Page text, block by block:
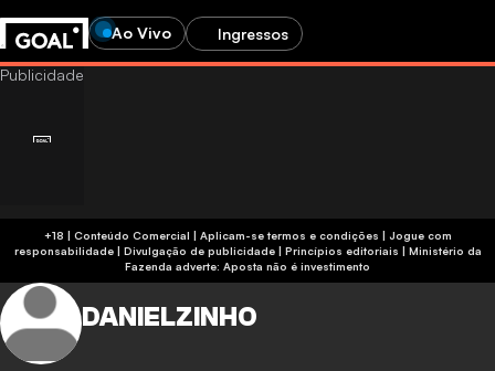
Ao Vivo Ingressos
+18 | Conteúdo Comercial | Aplicam-se termos e condições | Jogue com
responsabilidade| Divulgação de publicidade| Princípios editoriais | Ministério da
Fazenda adverte: Aposta não é investimento
DANIELZINHO